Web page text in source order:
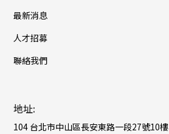
最新消息
人才招募
聯絡我們
地址:
104 台北市中山區長安東路一段27號10樓